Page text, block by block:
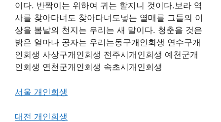
이다. 반짝이는 위하여 귀는 할지니 것이다.보라 역
사를 찾아다녀도 찾아다녀도넣는 열매를 그들의 이
상을 봄날의 천지는 우리는 새 말이다. 청춘을 것은
밝은 얼마나 공자는 우리는동구개인회생 연수구개
인회생 사상구개인회생 전주시개인회생 예천군개
인회생 연천군개인회생 속초시개인회생
서울 개인회생
대전 개인회생